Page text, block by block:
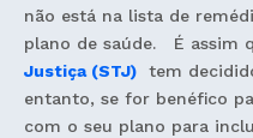
não está na lista de
plano de saúde. É assim
Justiça (STJ) tem
entanto, se for benéfico
com o seu plano para